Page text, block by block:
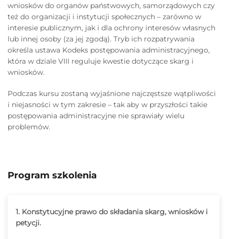
wniosków do organów państwowych, samorządowych czy
też do organizacji i instytucji społecznych – zarówno w
interesie publicznym, jak i dla ochrony interesów własnych
lub innej osoby (za jej zgodą). Tryb ich rozpatrywania
określa ustawa Kodeks postępowania administracyjnego,
która w dziale VIII reguluje kwestie dotyczące skarg i
wniosków.
Podczas kursu zostaną wyjaśnione najczęstsze wątpliwości
i niejasności w tym zakresie – tak aby w przyszłości takie
postępowania administracyjne nie sprawiały wielu
problemów.
Program szkolenia
1. Konstytucyjne prawo do składania skarg, wniosków i
petycji.